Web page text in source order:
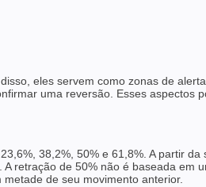
eles servem como zonas de
uma reversão. Esses aspectos
38,2%, 50% e 61,8%. A partir
retração de 50% não é baseada em
de seu movimento anterior.